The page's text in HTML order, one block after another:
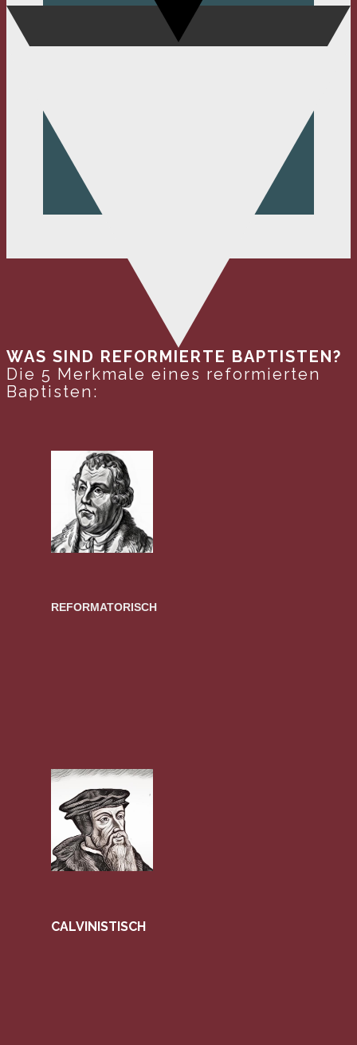
WAS SIND REFORMIERTE BAPTISTEN?
Die 5 Merkmale eines reformierten
Baptisten:
REFORMATORISCH
CALVINISTISCH